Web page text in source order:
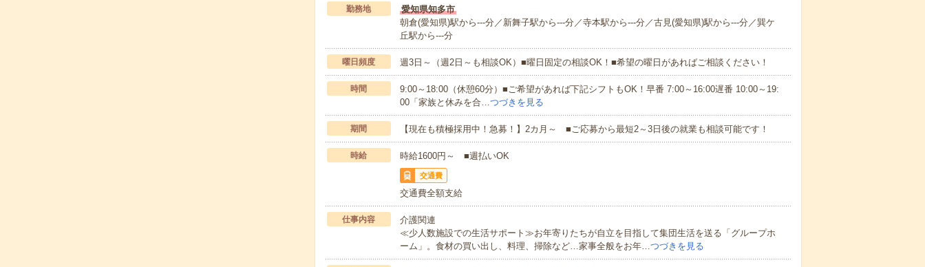
勤務地
愛知県知多市
朝倉(愛知県)駅から---分／新舞子駅から---分／寺本駅から---分／古見(愛知県)駅から---分／巽ケ
丘駅から---分
曜日頻度 週3日～（週2日～も相談OK）■曜日固定の相談OK！■希望の曜日があればご相談ください！
時間
9:00～18:00（休憩60分）■ご希望があれば下記シフトもOK！早番 7:00～16:00遅番 10:00～19:
00「家族と休みを合…つづきを見る
期間 【現在も積極採用中！急募！】2カ月～ ■ご応募から最短2～3日後の就業も相談可能です！
時給 時給1600円～ ■週払いOK
交通費
交通費全額支給
仕事内容
介護関連
≪少人数施設での生活サポート≫お年寄りたちが自立を目指して集団生活を送る「グループホ
ーム」。食材の買い出し、料理、掃除など…家事全般をお年…つづきを見る